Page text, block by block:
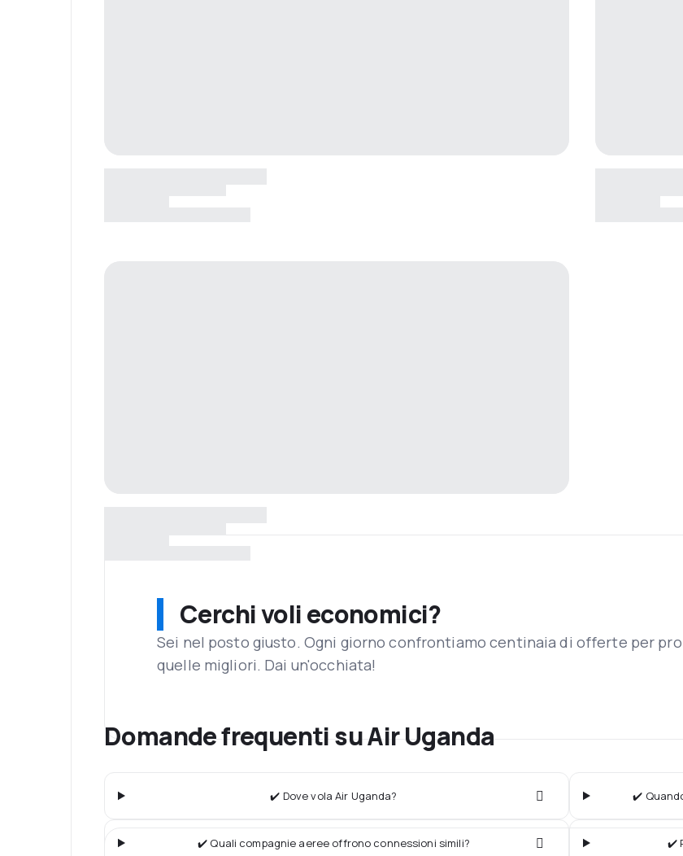
Cerchi voli economici?
Sei nel posto giusto. Ogni giorno confrontiamo centinaia di offerte per
quelle migliori. Dai un'occhiata!
Domande frequenti su Air Uganda
✔️ Dove vola Air Uganda? ✔️
✔️ Quali compagnie aeree offrono connessioni simili? ✔️